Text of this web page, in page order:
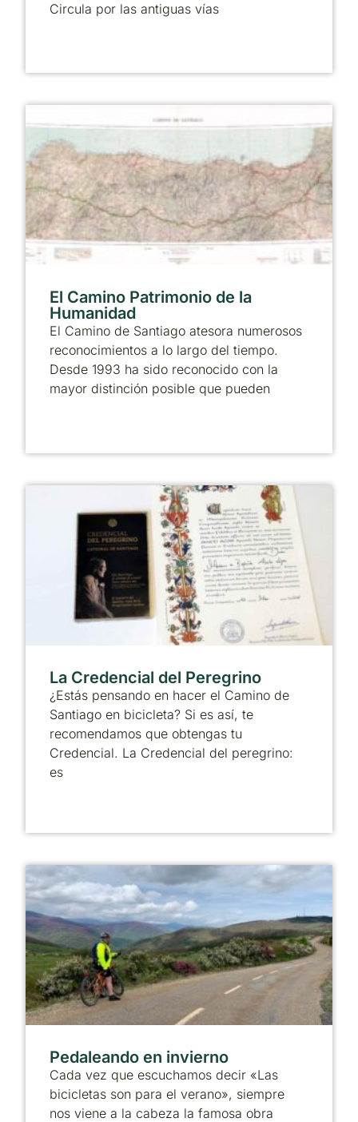
Circula por las antiguas vías
El Camino Patrimonio de la
Humanidad
El Camino de Santiago atesora numerosos
reconocimientos a lo largo del tiempo.
Desde 1993 ha sido reconocido con la
mayor distinción posible que pueden
La Credencial del Peregrino
¿Estás pensando en hacer el Camino de
Santiago en bicicleta? Si es así, te
recomendamos que obtengas tu
Credencial. La Credencial del peregrino:
es
Pedaleando en invierno
Cada vez que escuchamos decir «Las
bicicletas son para el verano», siempre
nos viene a la cabeza la famosa obra